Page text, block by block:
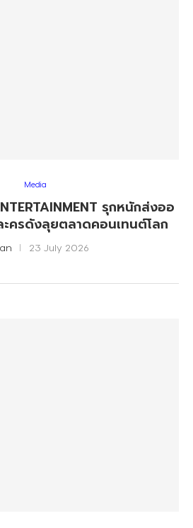
Media
รุกหนักส่งออ
ะครดังลุยตลาดคอนเทนต์โลก
23 July 2026